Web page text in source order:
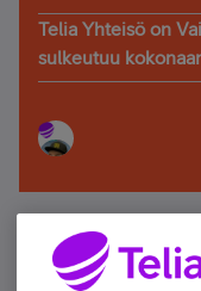
Telia Yhteisö on
sulkeutuu
Älä jää paitsi